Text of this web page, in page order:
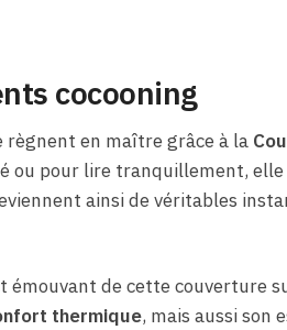
cocooning
en maître grâce à la
ou pour lire tranquillement, elle
ainsi de véritables
de cette couverture
thermique, mais aussi son